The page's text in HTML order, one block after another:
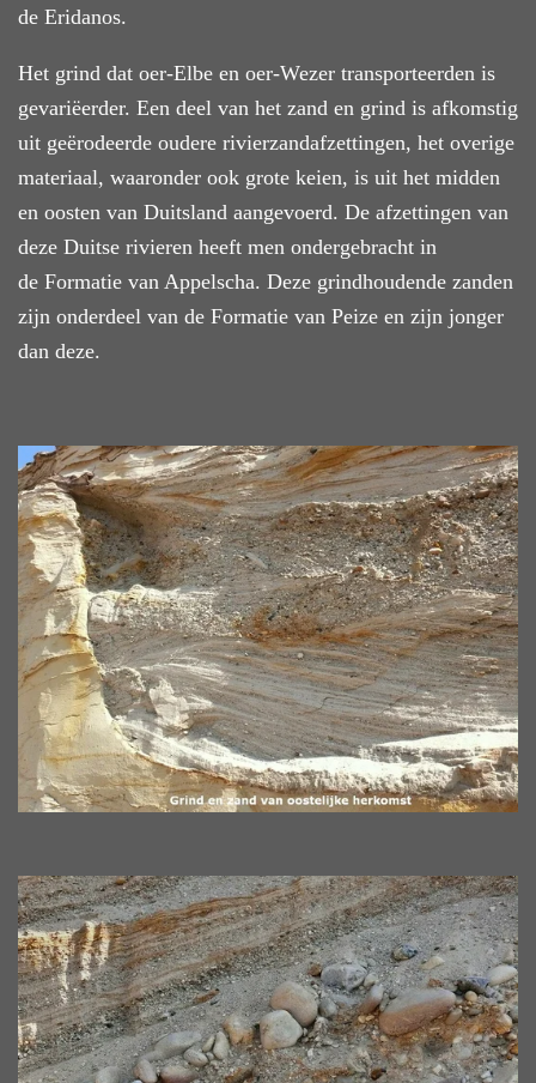
de Eridanos.
Het grind dat oer-Elbe en oer-Wezer transporteerden is
gevariëerder. Een deel van het zand en grind is afkomstig
uit geërodeerde oudere rivierzandafzettingen, het overige
materiaal, waaronder ook grote keien, is uit het midden
en oosten van Duitsland aangevoerd. De afzettingen van
deze Duitse rivieren heeft men ondergebracht in
de Formatie van Appelscha. Deze grindhoudende zanden
zijn onderdeel van de Formatie van Peize en zijn jonger
dan deze.